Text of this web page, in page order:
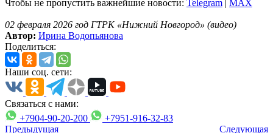
Чтобы не пропустить важнейшие новости: Telegram | MAX
02 февраля 2026 год ГТРК «Нижний Новгород» (видео)
Автор: Ирина Водопьянова
Поделиться:
Наши соц. сети:
Связаться с нами:
+7904-90-20-200
+7951-916-32-83
Предыдущая
Следующая